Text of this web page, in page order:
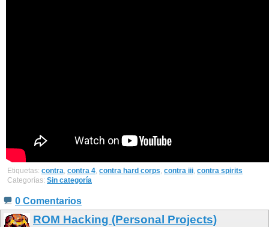
Etiquetas: contra, contra 4, contra hard corps, contra iii, contra spirits
Categorías: Sin categoría
0 Comentarios
ROM Hacking (Personal Projects)